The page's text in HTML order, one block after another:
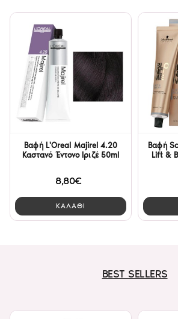
Βαφή L'Oreal Majirel 4.20
Καστανό Έντονο Ιριζέ 50ml
8,80€
ΚΑΛΑΘΙ
Βαφή
Lift &
BEST SELLERS